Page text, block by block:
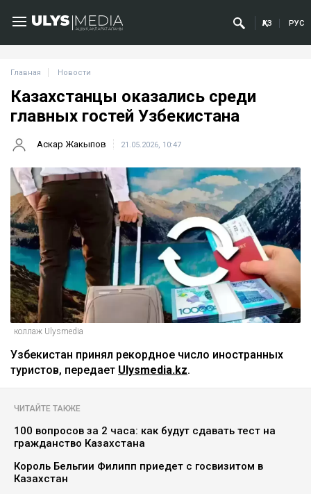
ҚАЗ РУС
Главная Новости
Казахстанцы оказались среди
главных гостей Узбекистана
Аскар Жакыпов 21.05.2026, 10:47
коллаж Ulysmedia
Узбекистан принял рекордное число иностранных
туристов, передает Ulysmedia.kz.
ЧИТАЙТЕ ТАКЖЕ
100 вопросов за 2 часа: как будут сдавать тест на
гражданство Казахстана
Король Бельгии Филипп приедет с госвизитом в
Казахстан